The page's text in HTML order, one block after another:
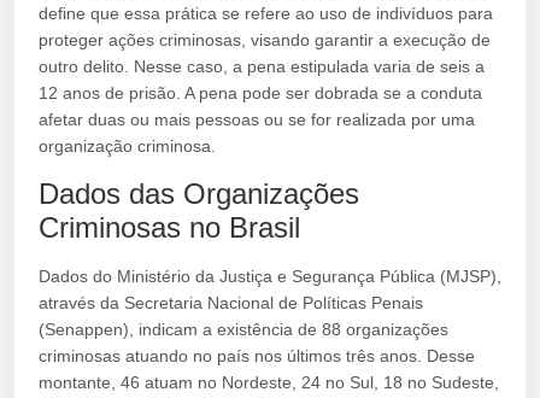
define que essa prática se refere ao uso de indivíduos para
proteger ações criminosas, visando garantir a execução de
outro delito. Nesse caso, a pena estipulada varia de seis a
12 anos de prisão. A pena pode ser dobrada se a conduta
afetar duas ou mais pessoas ou se for realizada por uma
organização criminosa.
Dados das Organizações
Criminosas no Brasil
Dados do Ministério da Justiça e Segurança Pública (MJSP),
através da Secretaria Nacional de Políticas Penais
(Senappen), indicam a existência de 88 organizações
criminosas atuando no país nos últimos três anos. Desse
montante, 46 atuam no Nordeste, 24 no Sul, 18 no Sudeste,